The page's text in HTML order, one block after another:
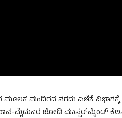
ಮಂದಿರದ ನಗದು ಎಣಿಕೆ ವಿಭಾಗಕ್ಕೆ
ಮೈದುನರ ಜೋಡಿ ಮಾಸ್ಟರ್‌ಮೈಂಡ್